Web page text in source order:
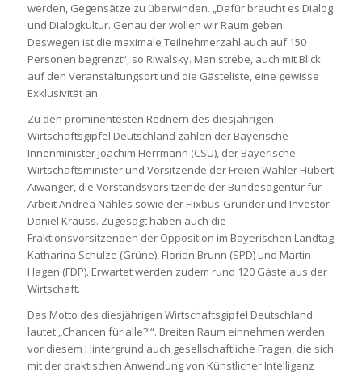
werden, Gegensätze zu überwinden. „Dafür braucht es Dialog
und Dialogkultur. Genau der wollen wir Raum geben.
Deswegen ist die maximale Teilnehmerzahl auch auf 150
Personen begrenzt“, so Riwalsky. Man strebe, auch mit Blick
auf den Veranstaltungsort und die Gästeliste, eine gewisse
Exklusivität an.
Zu den prominentesten Rednern des diesjährigen
Wirtschaftsgipfel Deutschland zählen der Bayerische
Innenminister Joachim Herrmann (CSU), der Bayerische
Wirtschaftsminister und Vorsitzende der Freien Wähler Hubert
Aiwanger, die Vorstandsvorsitzende der Bundesagentur für
Arbeit Andrea Nahles sowie der Flixbus-Gründer und Investor
Daniel Krauss. Zugesagt haben auch die
Fraktionsvorsitzenden der Opposition im Bayerischen Landtag
Katharina Schulze (Grüne), Florian Brunn (SPD) und Martin
Hagen (FDP). Erwartet werden zudem rund 120 Gäste aus der
Wirtschaft.
Das Motto des diesjährigen Wirtschaftsgipfel Deutschland
lautet „Chancen für alle?!“. Breiten Raum einnehmen werden
vor diesem Hintergrund auch gesellschaftliche Fragen, die sich
mit der praktischen Anwendung von Künstlicher Intelligenz